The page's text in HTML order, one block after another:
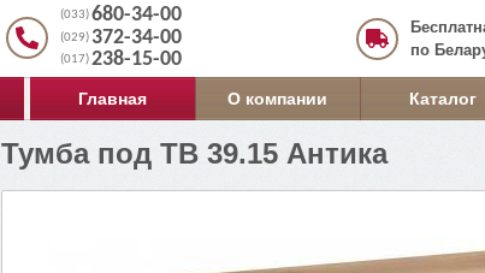
(033)680-34-00
(029) 372-34-00
(017)238-15-00
по
Главная О компании Каталог
Тумба под ТВ 39.15 Антика